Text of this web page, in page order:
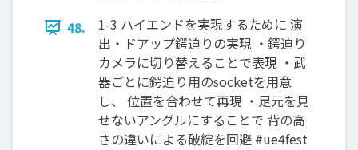
48.
1-3 ハイエンドを実現するために 演
出・ドアップ鍔迫りの実現 ・鍔迫り
カメラに切り替えることで表現 ・武
器ごとに鍔迫り用のsocketを用意
し、 位置を合わせて再現 ・足元を見
せないアングルにすることで 背の高
さの違いによる破綻を回避 #ue4fest